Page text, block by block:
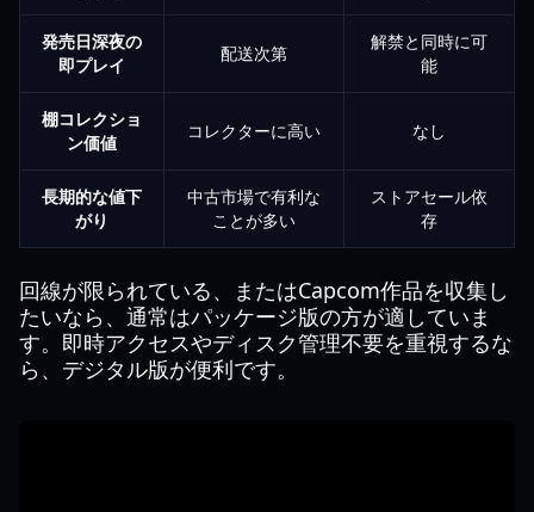
発売日深夜の
即プレイ
配送次第
解禁と同時に可
能
棚コレクショ
ン価値
コレクターに高い なし
長期的な値下
がり
中古市場で有利な
ことが多い
ストアセール依
存
回線が限られている、またはCapcom作品を収集し
たいなら、通常はパッケージ版の方が適していま
す。即時アクセスやディスク管理不要を重視するな
ら、デジタル版が便利です。